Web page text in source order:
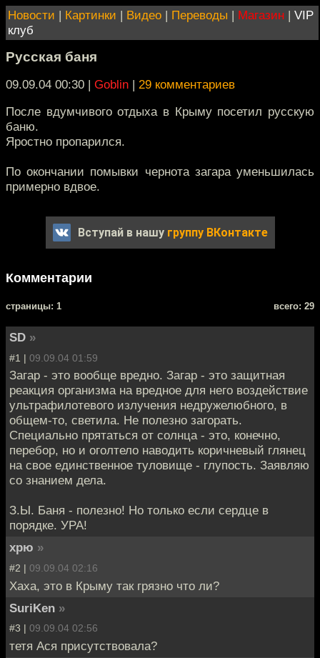
Новости | Картинки | Видео | Переводы | Магазин | VIP
клуб
Русская баня
09.09.04 00:30 | Goblin | 29 комментариев
После вдумчивого отдыха в Крыму посетил русскую
баню.
Яростно пропарился.
По окончании помывки чернота загара уменьшилась
примерно вдвое.
Вступай в нашу группу ВКонтакте
Комментарии
cтраницы: 1 всего: 29
SD »
#1 | 09.09.04 01:59
Загар - это вообще вредно. Загар - это защитная
реакция организма на вредное для него воздействие
ультрафилотевого излучения недружелюбного, в
общем-то, светила. Не полезно загорать.
Специально прятаться от солнца - это, конечно,
перебор, но и оголтело наводить коричневый глянец
на свое единственное туловище - глупость. Заявляю
со знанием дела.
З.Ы. Баня - полезно! Но только если сердце в
порядке. УРА!
хрю »
#2 | 09.09.04 02:16
Хаха, это в Крыму так грязно что ли?
SuriKen »
#3 | 09.09.04 02:56
тетя Ася присутствовала?